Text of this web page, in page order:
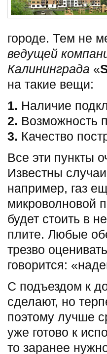
городе. Тем не
ведущей
Калининграда «
на такие вещи:
1. Наличие
2. Возможность
3. Качество
Все эти пункты
Известны
например, газ
микроволновой
будет стоить в
плите. Любые
трезво
говорится:
С подъездом к
сделают, но
поэтому лучше
уже готово к
то заранее